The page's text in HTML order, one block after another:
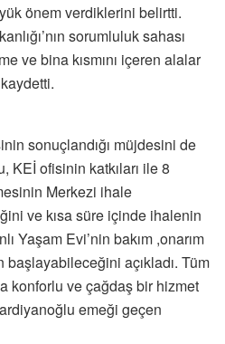
önem verdiklerini belirtti.
sorumluluk sahası
ve bina kısmını içeren alalar
kaydetti.
sonuçlandığı müjdesini de
KEİ ofisinin katkıları ile 8
Merkezi ihale
ve kısa süre içinde ihalenin
Yaşam Evi’nin bakım ,onarım
başlayabileceğini açıkladı. Tüm
konforlu ve çağdaş bir hizmet
emeği geçen